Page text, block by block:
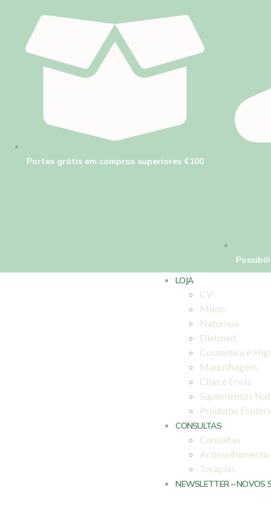
Portes grátis em compras superiores €100
LOJA
CV
Moon
Naturnua
Dietmed
Cosmética e
Maquilhagem
Chás e Ervas
Suplementos
Produtos
CONSULTAS
Consultas
Terapias
NEWSLETTER – NOVOS